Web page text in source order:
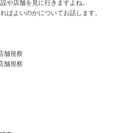
や店舗を見に行きますよね。
ばよいのかについてお話します。
舗視察
舗視察